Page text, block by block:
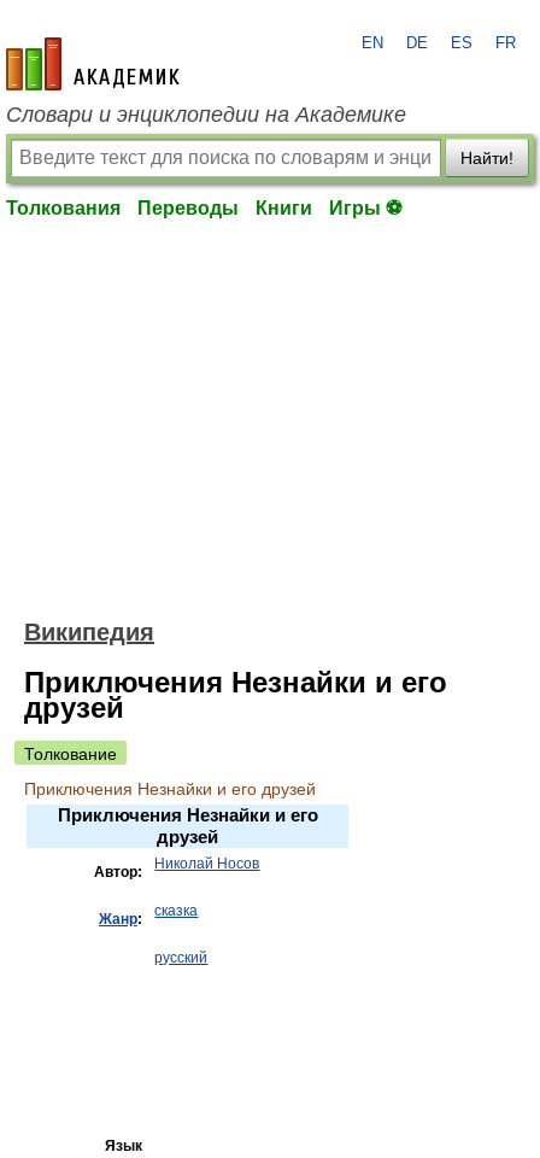
academic.ru
EN DE ES FR
Словари и энциклопедии на Академике
Найти!
Толкования Переводы Книги Игры ⚽
Википедия
Приключения Незнайки и его
друзей
Толкование
Приключения Незнайки и его друзей
Приключения Незнайки и его
друзей
Автор: Николай Носов
Жанр: сказка
Язык
русский